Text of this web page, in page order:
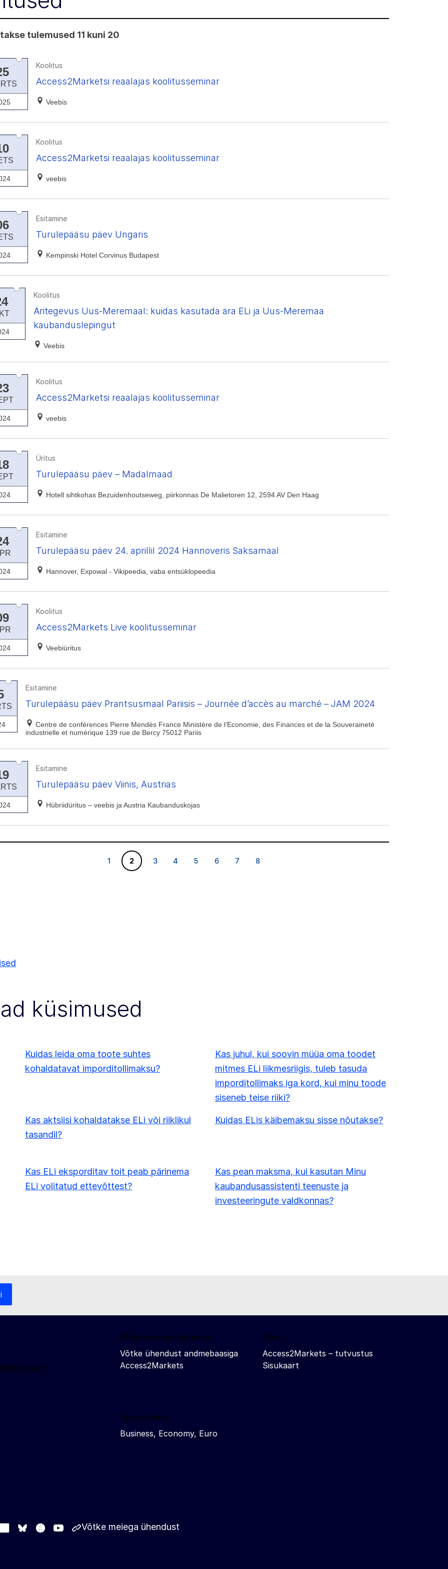
tulemused 11 kuni 20
Koolitus
Access2Marketsi reaalajas koolitusseminar
Veebis
Koolitus
Access2Marketsi reaalajas koolitusseminar
veebis
Esitamine
Turulepääsu päev Ungaris
Kempinski Hotel Corvinus Budapest
Koolitus
Äritegevus Uus-Meremaal: kuidas kasutada ära ELi ja Uus-Meremaa
kaubanduslepingut
Veebis
Koolitus
Access2Marketsi reaalajas koolitusseminar
veebis
Üritus
Turulepääsu päev – Madalmaad
Hotell sihtkohas Bezuidenhoutseweg, piirkonnas De Malietoren 12, 2594 AV Den Haag
Esitamine
Turulepääsu päev 24. aprillil 2024 Hannoveris Saksamaal
Hannover, Expowal - Vikipeedia, vaba entsüklopeedia
Koolitus
Access2Markets Live koolitusseminar
Veebiüritus
Esitamine
Turulepääsu päev Prantsusmaal Pariisis – Journée d’accès au marché – JAM 2024
Centre de conférences Pierre Mendès France Ministère de l’Economie, des Finances et de la Souveraineté
industrielle et numérique 139 rue de Bercy 75012 Pariis
Esitamine
Turulepääsu päev Viinis, Austrias
Hübriidüritus – veebis ja Austria Kaubanduskojas
1
1 2
2 3
3 4
4 5
5 6
6 7
7 8
8
küsimused
Kuidas leida oma toote suhtes
kohaldatavat imporditollimaksu?
Kas juhul, kui soovin müüa oma toodet
mitmes ELi liikmesriigis, tuleb tasuda
imporditollimaks iga kord, kui minu toode
siseneb teise riiki?
Kas aktsiisi kohaldatakse ELi või riiklikul
tasandil?
Kuidas ELis käibemaksu sisse nõutakse?
Kas ELi eksporditav toit peab pärinema
ELi volitatud ettevõttest?
Kas pean maksma, kui kasutan Minu
kaubandusassistenti teenuste ja
investeeringute valdkonnas?
Võtke meiega ühendust
Võtke ühendust andmebaasiga
Access2Markets
Meist
Access2Markets – tutvustus
Sisukaart
Related sites
Business, Economy, Euro
LinkedIn
Bluesky
FacebookYoutubeOther networks
Võtke meiega ühendust